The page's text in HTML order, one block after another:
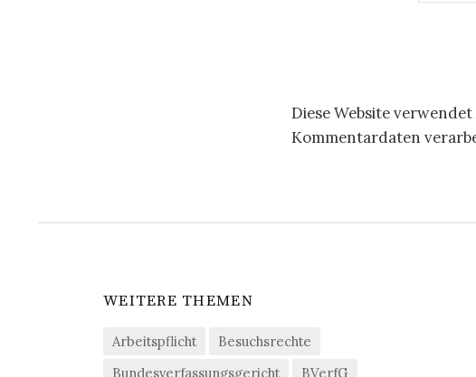
Diese Website
Kommentardaten
WEITERE THEMEN
Arbeitspflicht
Besuchsrechte
Bundesverfassungsgericht
BVerfG